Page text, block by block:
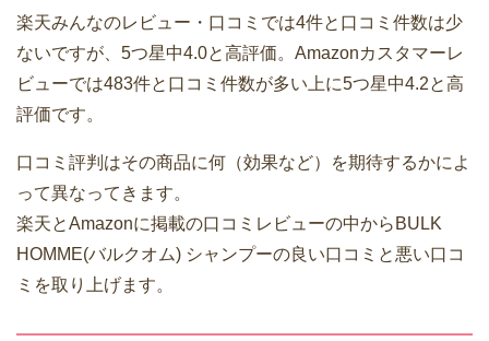
楽天みんなのレビュー・口コミでは4件と口コミ件数は少
ないですが、5つ星中4.0と高評価。Amazonカスタマーレ
ビューでは483件と口コミ件数が多い上に5つ星中4.2と高
評価です。
口コミ評判はその商品に何（効果など）を期待するかによ
って異なってきます。
楽天とAmazonに掲載の口コミレビューの中からBULK
HOMME(バルクオム) シャンプーの良い口コミと悪い口コ
ミを取り上げます。